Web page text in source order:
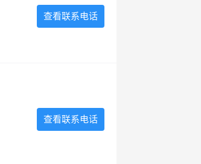
查看联系电话
查看联系电话